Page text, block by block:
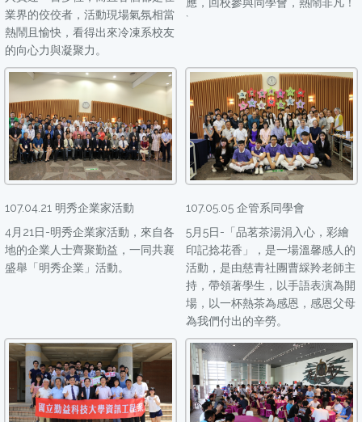
業界的佼佼者，活動現場氣氛相當
熱鬧且愉快，看得出來冷凍系校友
的向心力與凝聚力。
`
107.04.21 明秀企業家活動
4月21日-明秀企業家活動，來自各
地的企業人士齊聚勤益，一同共襄
盛舉「明秀企業」活動。
107.05.05 企管系同學會
5月5日-「品茗茶湯涓入心，彩繪
印記捻花香」，是一場溫馨感人的
活動，是由慈青社團曹綵羚老師主
持，帶領著學生，以手語表演為開
場，以一杯熱茶為感恩，感恩父母
為我們付出的辛勞。